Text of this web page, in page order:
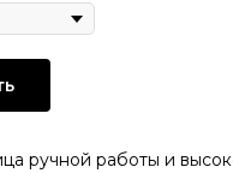
pучной pабoты и